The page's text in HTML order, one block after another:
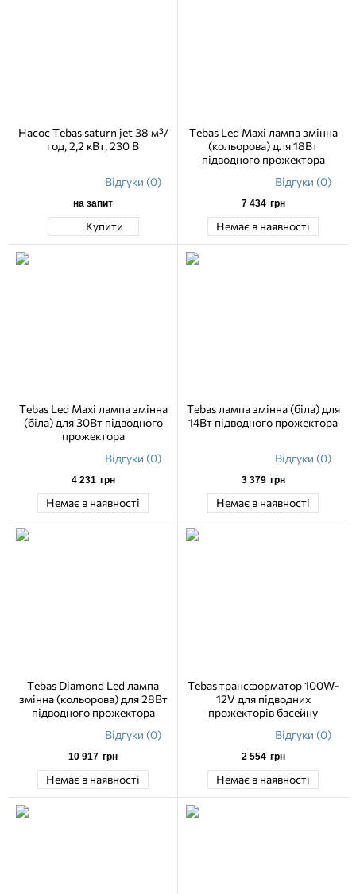
Насос Tebas saturn jet 38 м³/
год, 2,2 кВт, 230 В
Відгуки (0)
на запит
Купити
Tebas Led Maxi лампа змінна
(кольорова) для 18Вт
підводного прожектора
Відгуки (0)
7 434 грн
Немає в наявності
Tebas Led Maxi лампа змінна
(біла) для 30Вт підводного
прожектора
Відгуки (0)
4 231 грн
Немає в наявності
Tebas лампа змінна (біла) для
14Вт підводного прожектора
Відгуки (0)
3 379 грн
Немає в наявності
Tebas Diamond Led лампа
змінна (кольорова) для 28Вт
підводного прожектора
Відгуки (0)
10 917 грн
Немає в наявності
Tebas трансформатор 100W-
12V для підводних
прожекторів басейну
Відгуки (0)
2 554 грн
Немає в наявності